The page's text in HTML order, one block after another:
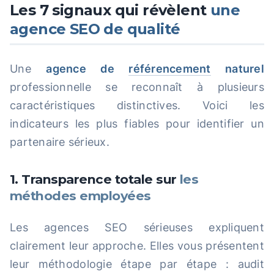
Les 7 signaux qui révèlent une
agence SEO de qualité
Uneagence de référencement naturel
professionnelle se reconnaît à plusieurs
caractéristiques distinctives. Voici les
indicateurs les plus fiables pour identifier un
partenaire sérieux.
1. Transparence totale sur les
méthodes employées
Les agences SEO sérieuses expliquent
clairement leur approche. Elles vous présentent
leur méthodologie étape par étape : audit